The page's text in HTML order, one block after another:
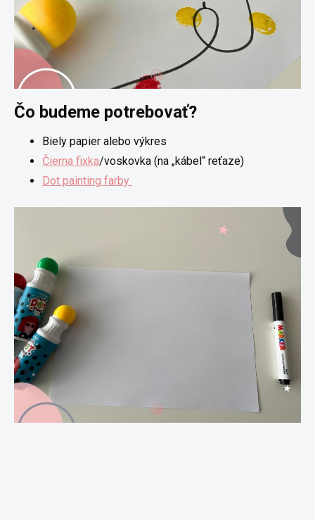
Čo budeme potrebovať?
Biely papier alebo výkres
Čierna fixka/voskovka (na „kábel“ reťaze)
Dot painting farby